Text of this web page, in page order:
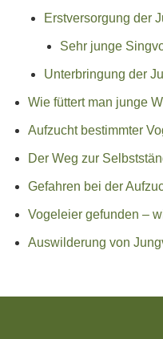
Erstversorgung der
Sehr junge
Unterbringung der
Wie füttert man junge
Aufzucht bestimmter
Der Weg zur
Gefahren bei der
Vogeleier gefunden –
Auswilderung von